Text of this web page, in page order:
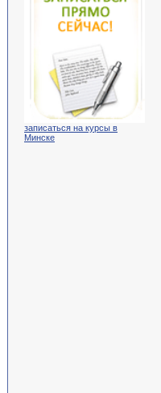
записаться на курсы в
Минске